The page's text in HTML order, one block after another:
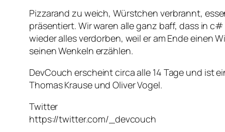
Pizzarand zu weich, Würstchen verbrannt,
präsentiert. Wir waren alle ganz baff, dass in
wieder alles verdorben, weil er am Ende einen
seinen Wenkeln erzählen.
DevCouch erscheint circa alle 14 Tage und ist
Thomas Krause und Oliver Vogel.
Twitter
https://twitter.com/_devcouch